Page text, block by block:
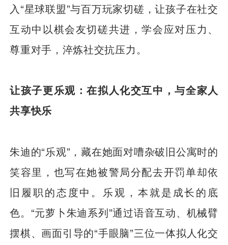
入“星球联盟”与百万玩家切磋，让孩子在社交
互动中以棋会友切磋共进，学会应对压力、
尊重对手，淬炼社交抗压力。
让孩子更乐观：在拟人化交互中，与全家人
共享快乐
朱迪的“乐观”，藏在她面对嘈杂破旧公寓时的
笑容里，也写在她被警局分配去开罚单却依
旧履职的态度中。乐观，本就是成长的底
色。“元萝卜朱迪系列”通过语音互动、机械臂
摆棋、画面引导的“手眼脑”三位一体拟人化交